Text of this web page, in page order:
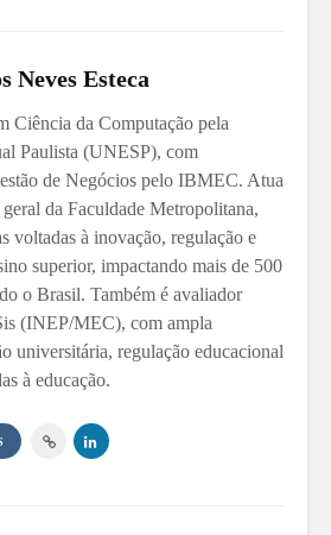
Neves Esteca
Ciência da Computação pela
Paulista (UNESP), com
de Negócios pelo IBMEC. Atua
da Faculdade Metropolitana,
voltadas à inovação, regulação e
superior, impactando mais de 500
o Brasil. Também é avaliador
(INEP/MEC), com ampla
universitária, regulação educacional
à educação.